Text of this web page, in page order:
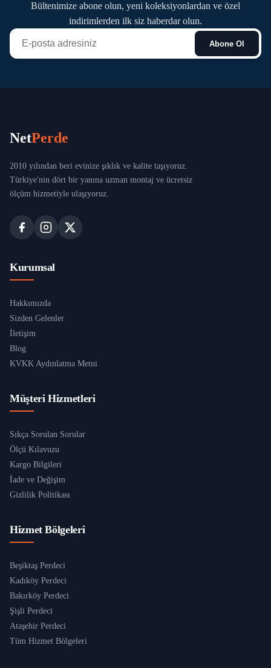
Bültenimize abone olun, yeni koleksiyonlardan ve özel
indirimlerden ilk siz haberdar olun.
Abone Ol
NetPerde
2010 yılından beri evinize şıklık ve kalite taşıyoruz.
Türkiye'nin dört bir yanına uzman montaj ve ücretsiz
ölçüm hizmetiyle ulaşıyoruz.
Kurumsal
Hakkımızda
Sizden Gelenler
İletişim
Blog
KVKK Aydınlatma Metni
Müşteri Hizmetleri
Sıkça Sorulan Sorular
Ölçü Kılavuzu
Kargo Bilgileri
İade ve Değişim
Gizlilik Politikası
Hizmet Bölgeleri
Beşiktaş Perdeci
Kadıköy Perdeci
Bakırköy Perdeci
Şişli Perdeci
Ataşehir Perdeci
Tüm Hizmet Bölgeleri